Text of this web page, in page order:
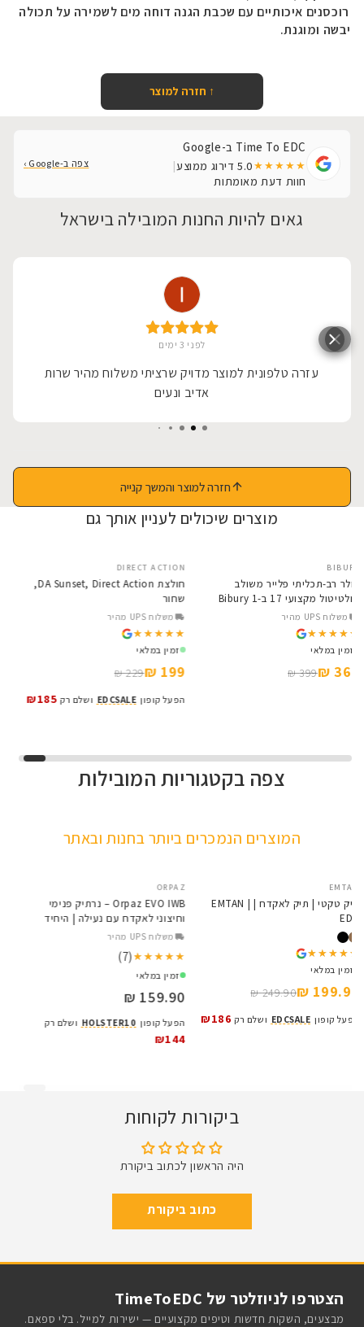
רוכסנים איכותיים עם שכבת הגנה דוחה מים לשמירה על תכולה
יבשה ומוגנת.
↑ חזרה למוצר
Time To EDC ב-Google
★★★★★
5.0דירוג ממוצע|
חוות דעת מאומתות
צפה ב-Google ›
גאים להיות החנות המובילה בישראל
לפני 3 ימים
עזרה טלפונית למוצר מדויק שרציתי משלוח מהיר שרות
אדיב ונעים
חזרה למוצר והמשך קנייה
מוצרים שיכולים לעניין אותך גם
SALE
BIBURY
אולר רב-תכליתי פלייר משולב
מולטיטול מקצועי 17 ב-1 Bibury
Base BI2045
משלוח UPS מהיר
★★★★★
★★★★★
זמין במלאי
369 ₪
399 ₪
SALE
DIRECT ACTION
שחור
משלוח UPS מהיר
★★★★★
★★★★★
זמין במלאי
199 ₪
229 ₪
הפעל קופון EDCSALE ושלם רק ₪185
צפה בקטגוריות המובילות
חדשה
מדויקים
המוצרים הנמכרים ביותר בחנות ובאתר
SALE
EMTAN
תיק טקטי | תיק לאקדח | EMTAN |
EDC
★★★★★
★★★★★
זמין במלאי
199.90 ₪
249.90 ₪
הפעל קופון EDCSALE ושלם רק ₪186
ORPAZ
Orpaz EVO IWB – נרתיק פנימי
וחיצוני לאקדח עם נעילה | היחיד
מסוגו בישראל
משלוח UPS מהיר
★★★★★
★★★★★
(7)
זמין במלאי
159.90 ₪
הפעל קופון HOLSTER10 ושלם רק
₪144
ביקורות לקוחות
היה הראשון לכתוב ביקורת
כתוב ביקורת
הצטרפו לניוזלטר של TimeToEDC
מבצעים, השקות חדשות וטיפים מקצועיים — ישירות למייל. בלי ספאם.